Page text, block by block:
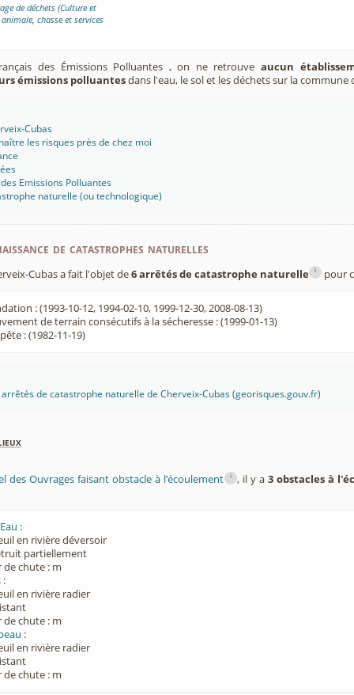
de déchets (Culture et
chasse et services
des Émissions Polluantes , on ne retrouveaucun
émissions polluantesdans l'eau, le sol et les déchets sur la commune
Cubas
les risques près de chez moi
Emissions Polluantes
naturelle (ou technologique)
de catastrophes naturelles
Cubas a fait l'objet de6 arrêtés de catastrophe naturelle i pour
: (1993-10-12, 1994-02-10, 1999-12-30, 2008-08-13)
de terrain consécutifs à la sécheresse : (1999-01-13)
: (1982-11-19)
de catastrophe naturelle de Cherveix-Cubas (georisques.gouv.fr)
des Ouvrages faisant obstacle à l’écoulement i , il y a3 obstacles à
:
en rivière déversoir
partiellement
chute : m
:
en rivière radier
chute : m
:
en rivière radier
chute : m